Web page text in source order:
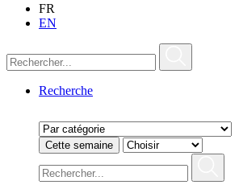
FR
EN
Recherche
Cette semaine